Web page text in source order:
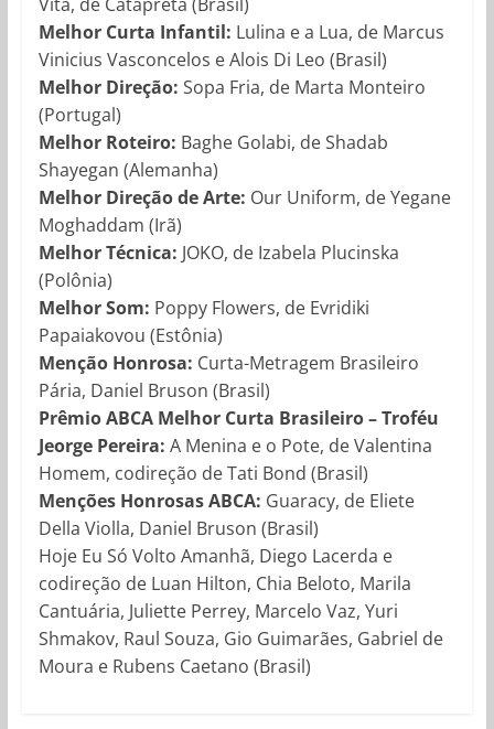
Melhor Curta Infantil: Lulina e a Lua, de Marcus
Vinicius Vasconcelos e Alois Di Leo (Brasil)
Melhor Direção: Sopa Fria, de Marta Monteiro
(Portugal)
Melhor Roteiro: Baghe Golabi, de Shadab
Shayegan (Alemanha)
Melhor Direção de Arte: Our Uniform, de Yegane
Moghaddam (Irã)
Melhor Técnica: JOKO, de Izabela Plucinska
(Polônia)
Melhor Som: Poppy Flowers, de Evridiki
Papaiakovou (Estônia)
Menção Honrosa: Curta-Metragem Brasileiro
Pária, Daniel Bruson (Brasil)
Prêmio ABCA Melhor Curta Brasileiro – Troféu
Jeorge Pereira: A Menina e o Pote, de Valentina
Homem, codireção de Tati Bond (Brasil)
Menções Honrosas ABCA: Guaracy, de Eliete
Della Violla, Daniel Bruson (Brasil)
Hoje Eu Só Volto Amanhã, Diego Lacerda e
codireção de Luan Hilton, Chia Beloto, Marila
Cantuária, Juliette Perrey, Marcelo Vaz, Yuri
Shmakov, Raul Souza, Gio Guimarães, Gabriel de
Moura e Rubens Caetano (Brasil)